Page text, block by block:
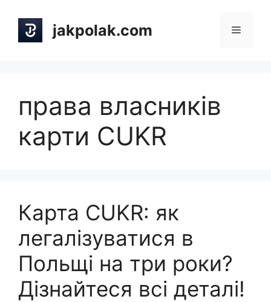
content
jakpolak.com Menu
права власників
карти CUKR
Карта CUKR: як
легалізуватися в
Польщі на три роки?
Дізнайтеся всі деталі!